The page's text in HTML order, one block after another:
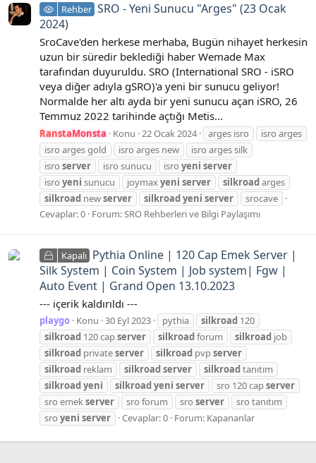
Rehber SRO - Yeni Sunucu "Arges" (23 Ocak
2024)
SroCave'den herkese merhaba, Bugün nihayet herkesin
uzun bir süredir beklediği haber Wemade Max
tarafından duyuruldu. SRO (International SRO - iSRO
veya diğer adıyla gSRO)'a yeni bir sunucu geliyor!
Normalde her altı ayda bir yeni sunucu açan iSRO, 26
Temmuz 2022 tarihinde açtığı Metis...
RanstaMonsta Konu 22 Ocak 2024 arges isro
isro arges
isro arges gold
isro arges new
isro arges silk
isro server isro sunucu isro yeni server
isro yeni sunucu joymaxyeni server silkroadarges
silkroad newserver silkroadyeni server
srocave
Cevaplar: 0 Forum: SRO Rehberleri ve Bilgi Paylaşımı
Kapalı Pythia Online | 120 Cap Emek Server |
Silk System | Coin System | Job system| Fgw |
Auto Event | Grand Open 13.10.2023
--- içerik kaldırıldı ---
playgo Konu 30 Eyl 2023 pythia silkroad 120
silkroad 120 capserver silkroad forum silkroad job
silkroad privateserver silkroad pvpserver
silkroad reklam silkroad server silkroad tanıtım
silkroad yeni silkroad yeni server sro 120 capserver
sro emekserver sro forum sro server
sro tanıtım
sro yeni server Cevaplar: 0 Forum: Kapananlar